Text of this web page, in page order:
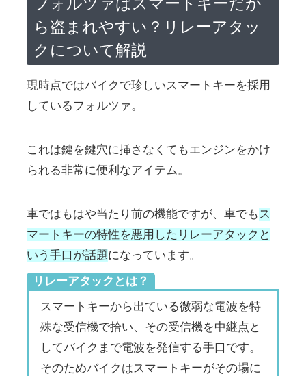
ら盗まれやすい？リレーアタッ
クについて解説
現時点ではバイクで珍しいスマートキーを採用
しているフォルツァ。
これは鍵を鍵穴に挿さなくてもエンジンをかけ
られる非常に便利なアイテム。
車ではもはや当たり前の機能ですが、車でも ス
マートキーの特性を悪用したリレーアタックと
いう手口が話題になっています。
リレーアタックとは？
スマートキーから出ている微弱な電波を特
殊な受信機で拾い、その受信機を中継点と
してバイクまで電波を発信する手口です。
そのためバイクはスマートキーがその場に